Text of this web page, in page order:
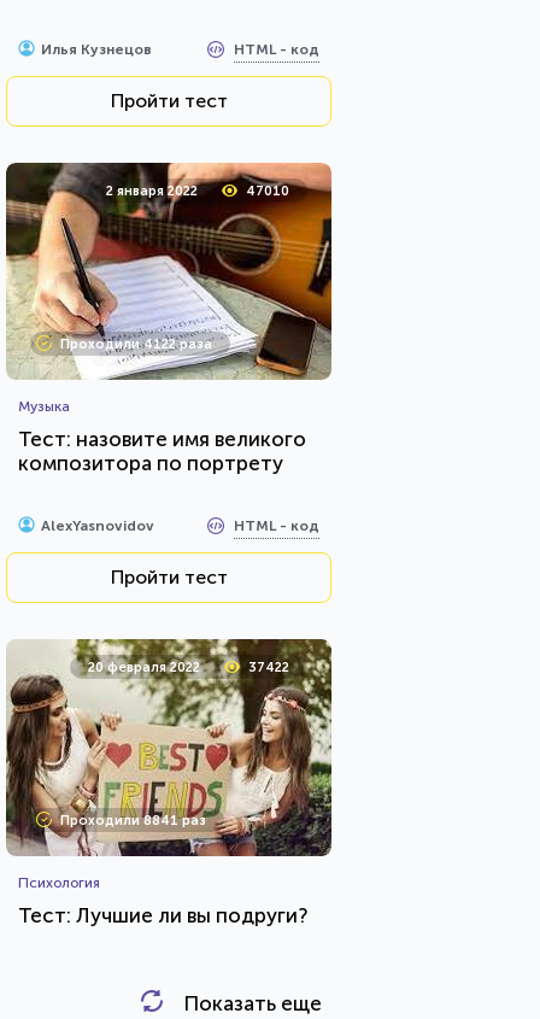
Илья Кузнецов HTML - код
Пройти тест
2 января 2022 47010
Проходили 4122 раза
Музыка
Тест: назовите имя великого
композитора по портрету
AlexYasnovidov HTML - код
Пройти тест
20 февраля 2022 37422
Проходили 8841 раз
Психология
Тест: Лучшие ли вы подруги?
HTML - код
Показать еще